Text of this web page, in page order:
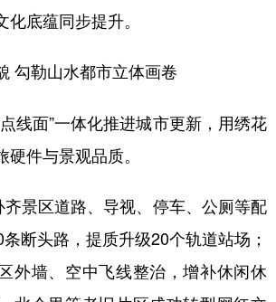
底蕴同步提升。
勒山水都市立体画卷
面”一体化推进城市更新，用绣花
件与景观品质。
景区道路、导视、停车、公厕等配
断头路，提质升级20个轨道站场；
外墙、空中飞线整治，增补休闲休